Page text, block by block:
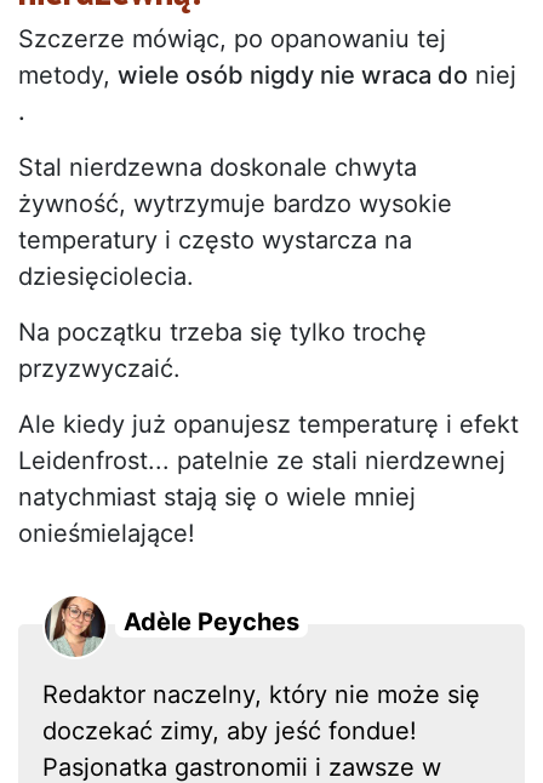
Szczerze mówiąc, po opanowaniu tej
metody, wiele osób nigdy nie wraca do niej
.
Stal nierdzewna doskonale chwyta
żywność, wytrzymuje bardzo wysokie
temperatury i często wystarcza na
dziesięciolecia.
Na początku trzeba się tylko trochę
przyzwyczaić.
Ale kiedy już opanujesz temperaturę i efekt
Leidenfrost... patelnie ze stali nierdzewnej
natychmiast stają się o wiele mniej
onieśmielające!
Adèle Peyches
Redaktor naczelny, który nie może się
doczekać zimy, aby jeść fondue!
Pasjonatka gastronomii i zawsze w